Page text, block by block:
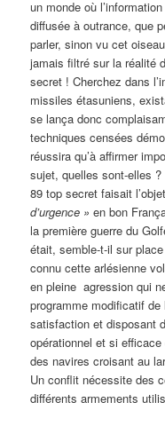
un monde où
diffusée à outrance, que
parler, sinon vu cet
jamais filtré sur la réalité
secret ! Cherchez dans
missiles étasuniens,
se lança donc
techniques censées
réussira qu’à affirmer
sujet, quelles sont-elles ?
89 top secret faisait
d’urgence » en bon
la première guerre du
était, semble-t-il sur place
connu cette arlésienne
en pleine agression qui
programme modificatif de
satisfaction et disposant
opérationnel et si
des navires croisant au
Un conflit nécessite des
différents armements